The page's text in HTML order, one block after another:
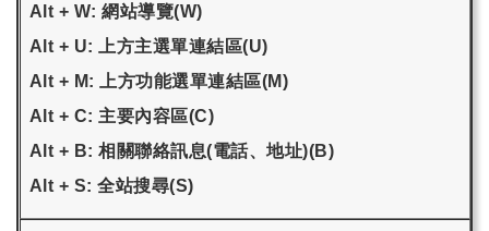
Alt + W: 網站導覽(W)
Alt + U: 上方主選單連結區(U)
Alt + M: 上方功能選單連結區(M)
Alt + C: 主要內容區(C)
Alt + B: 相關聯絡訊息(電話、地址)(B)
Alt + S: 全站搜尋(S)